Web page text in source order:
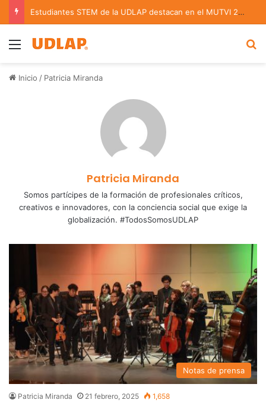
Estudiantes STEM de la UDLAP destacan en el MUTVI 2026
Menu
Inicio / Patricia Miranda
Patricia Miranda
Somos partícipes de la formación de profesionales críticos,
creativos e innovadores, con la conciencia social que exige la
globalización. #TodosSomosUDLAP
Notas de prensa
Patricia Miranda 21 febrero, 2025 1,658